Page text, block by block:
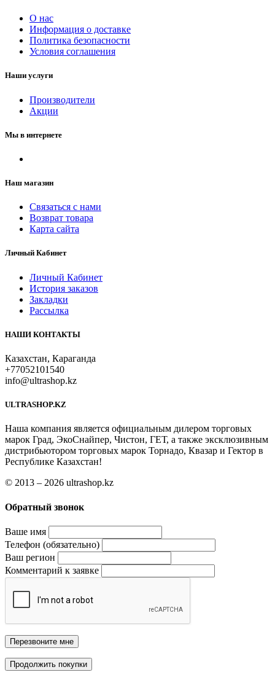
О нас
Информация о доставке
Политика безопасности
Условия соглашения
Наши услуги
Производители
Акции
Мы в интернете
Наш магазин
Связаться с нами
Возврат товара
Карта сайта
Личный Кабинет
Личный Кабинет
История заказов
Закладки
Рассылка
НАШИ КОНТАКТЫ
Казахстан, Караганда
+77052101540
info@ultrashop.kz
ULTRASHOP.KZ
Наша компания является официальным дилером торговых
марок Град, ЭкоСнайпер, Чистон, ГЕТ, а также эксклюзивным
дистрибьютором торговых марок Торнадо, Квазар и Гектор в
Республике Казахстан!
© 2013 – 2026 ultrashop.kz
Обратный звонок
Ваше имя
Телефон (обязательно)
Ваш регион
Комментарий к заявке
Перезвоните мне
Продолжить покупки